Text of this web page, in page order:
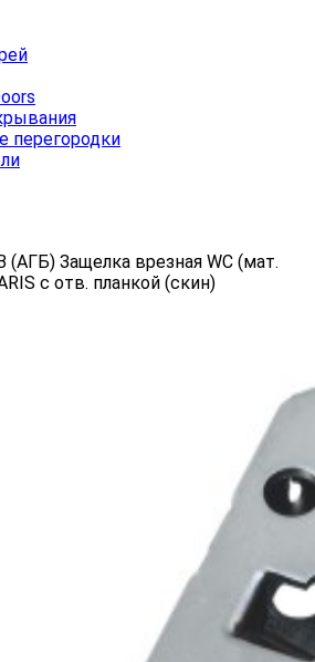
(АГБ) Защелка врезная WC (мат.
с отв. планкой (скин)